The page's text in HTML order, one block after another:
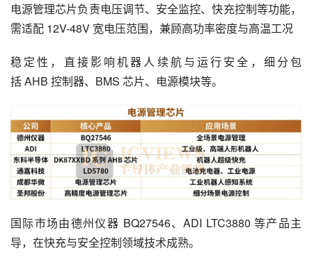
电源管理芯片负责电压调节、安全监控、快充控制等功能，
需适配 12V-48V 宽电压范围，兼顾高功率密度与高温工况
稳定性，直接影响机器人续航与运行安全，细分包
括 AHB 控制器、BMS 芯片、电源模块等。
国际市场由德州仪器 BQ27546、ADI LTC3880 等产品主
导，在快充与安全控制领域技术成熟。